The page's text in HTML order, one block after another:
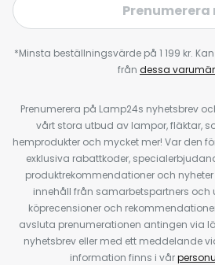
Prenumerera
*Minsta beställningsvärde på 1 199 kr.
från dessa
Prenumerera på Lamp24s nyhetsbrev
vårt stora utbud av lampor, fläktar,
hemprodukter och mycket mer! Var den
exklusiva rabattkoder,
produktrekommendationer och
innehåll från samarbetspartners och
köprecensioner och
avsluta prenumerationen antingen via
nyhetsbrev eller med ett meddelande
information finns i vår